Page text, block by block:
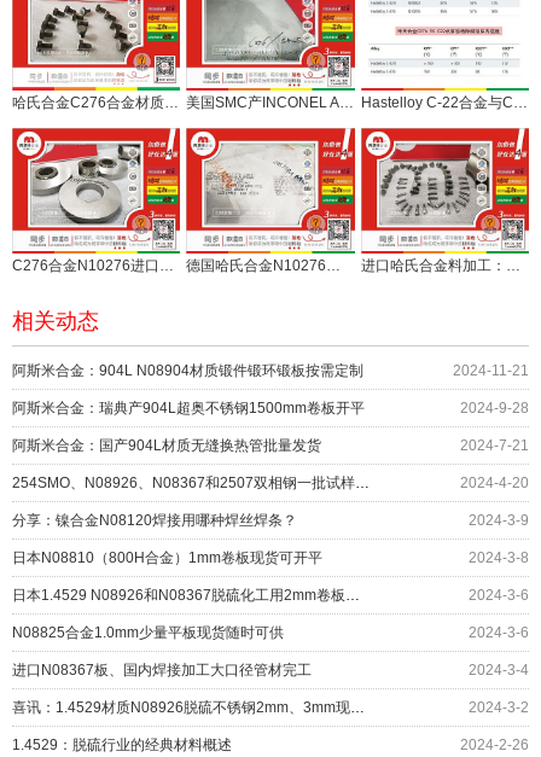
哈氏合金C276合金材质M8紧固件定制交付 美国SMC产INCONEL ALLOY C-276合金5mm平板切割交付 Hastelloy C-22合金与C-276合金成分与耐腐蚀对比
C276合金N10276进口板棒切割环多件顺利交付 德国哈氏合金N10276合金6毫米平板双切交付 进口哈氏合金料加工：C276合金M6、M10紧固件
相关动态
阿斯米合金：904L N08904材质锻件锻环锻板按需定制 2024-11-21
阿斯米合金：瑞典产904L超奥不锈钢1500mm卷板开平 2024-9-28
阿斯米合金：国产904L材质无缝换热管批量发货 2024-7-21
254SMO、N08926、N08367和2507双相钢一批试样辅助科研 2024-4-20
分享：镍合金N08120焊接用哪种焊丝焊条？ 2024-3-9
日本N08810（800H合金）1mm卷板现货可开平 2024-3-8
日本1.4529 N08926和N08367脱硫化工用2mm卷板现货在库 2024-3-6
N08825合金1.0mm少量平板现货随时可供 2024-3-6
进口N08367板、国内焊接加工大口径管材完工 2024-3-4
喜讯：1.4529材质N08926脱硫不锈钢2mm、3mm现货到港 2024-3-2
1.4529：脱硫行业的经典材料概述 2024-2-26